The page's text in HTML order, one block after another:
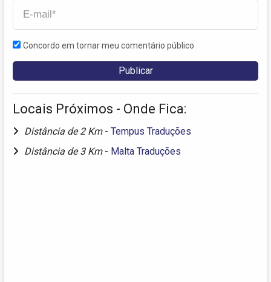
Concordo em tornar meu comentário público
Locais Próximos - Onde Fica:
Distância de 2 Km - Tempus Traduções
Distância de 3 Km - Malta Traduções